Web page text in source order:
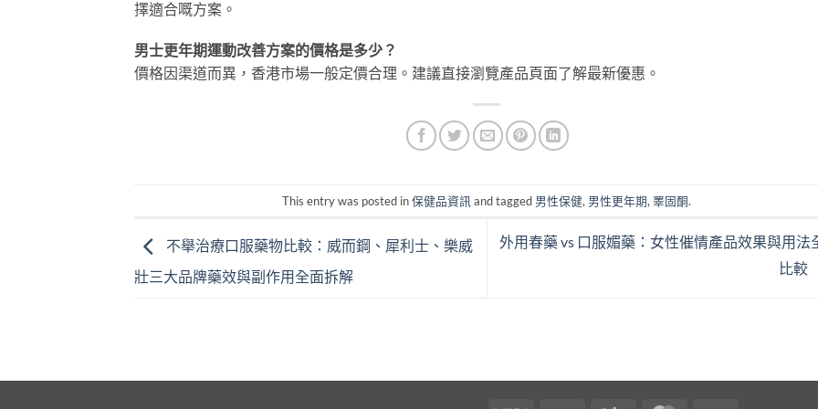
擇適合嘅方案。
男士更年期運動改善方案的價格是多少？
價格因渠道而異，香港市場一般定價合理。建議直接瀏覽產品頁面了解最新優惠。
This entry was posted in保健品資訊 and tagged 男性保健, 男性更年期,睪固酮.
不舉治療口服藥物比較：威而鋼、犀利士、樂威
壯三大品牌藥效與副作用全面拆解
外用春藥 vs 口服媚藥：女性催情產品效果與用法
比較